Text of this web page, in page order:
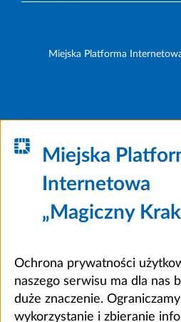
Miejska Platforma
Miejska
Internetowa
„Magiczny
Ochrona prywatności
naszego serwisu ma dla nas
duże znaczenie. Ograniczamy
wykorzystanie i zbieranie